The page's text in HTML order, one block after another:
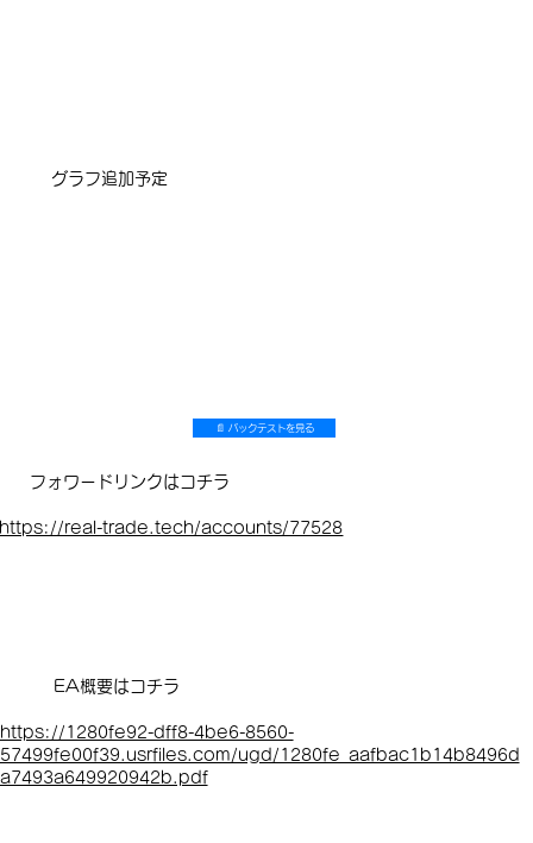
フォワードリンクはコチラ
https://real-trade.tech/accounts/77528
EA概要はコチラ
https://1280fe92-dff8-4be6-8560-
57499fe00f39.usrfiles.com/ugd/1280fe_aafbac1b14b8496d
a7493a649920942b.pdf
📄 バックテストを見る
​グラフ追加予定